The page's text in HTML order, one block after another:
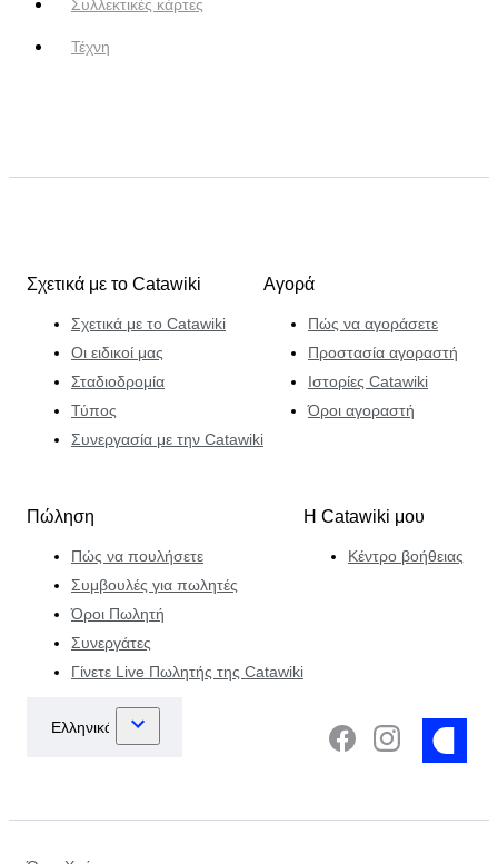
Συλλεκτικές κάρτες
Τέχνη
Σχετικά με το Catawiki
Σχετικά με το Catawiki
Οι ειδικοί μας
Σταδιοδρομία
Τύπος
Συνεργασία με την Catawiki
Αγορά
Πώς να αγοράσετε
Προστασία αγοραστή
Ιστορίες Catawiki
Όροι αγοραστή
Πώληση
Πώς να πουλήσετε
Συμβουλές για πωλητές
Όροι Πωλητή
Συνεργάτες
Γίνετε Live Πωλητής της Catawiki
Η Catawiki μου
Κέντρο βοήθειας